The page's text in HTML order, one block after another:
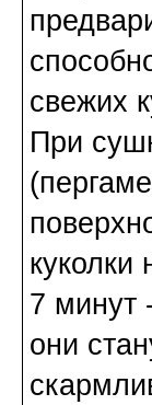
свежих
При
куколки
7 минут
они